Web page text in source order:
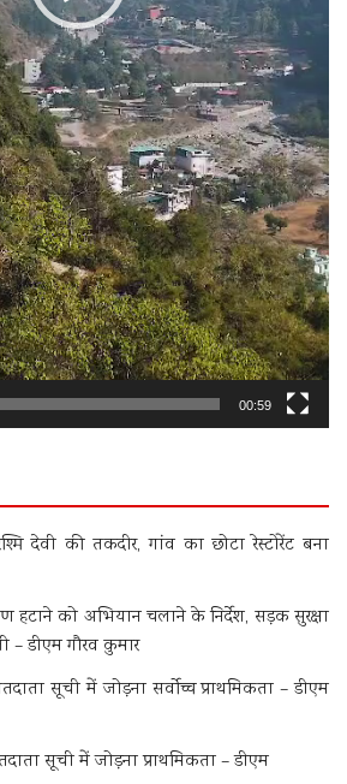
00:59
देवी की तकदीर, गांव का छोटा रेस्टोरेंट बना
हटाने को अभियान चलाने के निर्देश, सड़क सुरक्षा
– डीएम गौरव कुमार
सूची में जोड़ना सर्वोच्च प्राथमिकता – डीएम
सूची में जोड़ना प्राथमिकता – डीएम